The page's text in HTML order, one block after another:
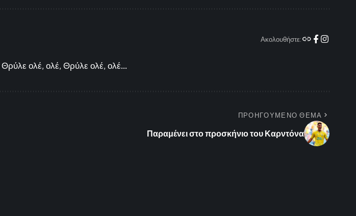
Ακολουθήστε:
ολέ, ολέ, Θρύλε ολέ, ολέ...
ΠΡΟΗΓΟΥΜΕΝΟ ΘΕΜΑ
Παραμένει στο προσκήνιο του Καρντόνα